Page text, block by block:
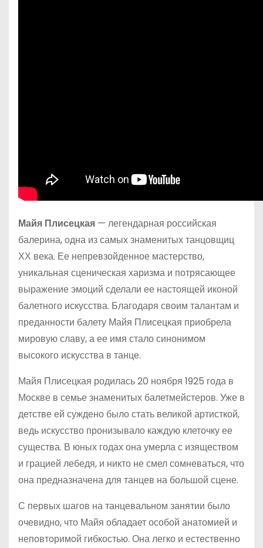
Майя Плисецкая — легендарная российская
балерина, одна из самых знаменитых танцовщиц
ХХ века. Ее непревзойденное мастерство,
уникальная сценическая харизма и потрясающее
выражение эмоций сделали ее настоящей иконой
балетного искусства. Благодаря своим талантам и
преданности балету Майя Плисецкая приобрела
мировую славу, а ее имя стало синонимом
высокого искусства в танце.
Майя Плисецкая родилась 20 ноября 1925 года в
Москве в семье знаменитых балетмейстеров. Уже в
детстве ей суждено было стать великой артисткой,
ведь искусство пронизывало каждую клеточку ее
существа. В юных годах она умерла с изяществом
и грацией лебедя, и никто не смел сомневаться, что
она предназначена для танцев на большой сцене.
С первых шагов на танцевальном занятии было
очевидно, что Майя обладает особой анатомией и
неповторимой гибкостью. Она легко и естественно